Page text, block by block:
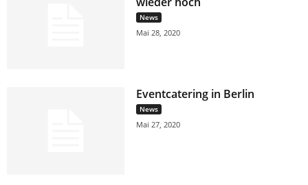
News
Mai 28, 2020
Eventcatering in Berlin
News
Mai 27, 2020